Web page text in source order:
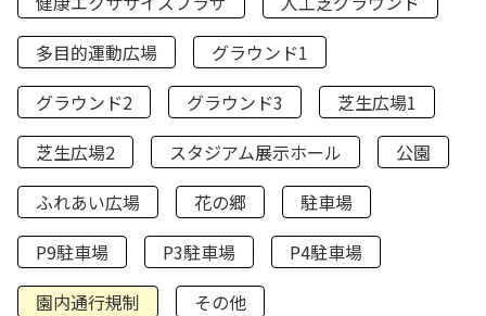
多目的運動広場
グラウンド1
グラウンド2
グラウンド3
芝生広場1
芝生広場2
スタジアム展示ホール
公園
ふれあい広場
花の郷
駐車場
P9駐車場
P3駐車場
P4駐車場
園内通行規制
その他